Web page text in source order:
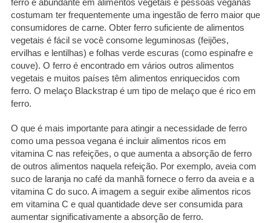
ferro é abundante em alimentos vegetais e pessoas veganas
costumam ter frequentemente uma ingestão de ferro maior que
consumidores de carne. Obter ferro suficiente de alimentos
vegetais é fácil se você consome leguminosas (feijões,
ervilhas e lentilhas) e folhas verde escuras (como espinafre e
couve). O ferro é encontrado em vários outros alimentos
vegetais e muitos países têm alimentos enriquecidos com
ferro. O melaço Blackstrap é um tipo de melaço que é rico em
ferro.
O que é mais importante para atingir a necessidade de ferro
como uma pessoa vegana é incluir alimentos ricos em
vitamina C nas refeições, o que aumenta a absorção de ferro
de outros alimentos naquela refeição. Por exemplo, aveia com
suco de laranja no café da manhã fornece o ferro da aveia e a
vitamina C do suco. A imagem a seguir exibe alimentos ricos
em vitamina C e qual quantidade deve ser consumida para
aumentar significativamente a absorção de ferro.